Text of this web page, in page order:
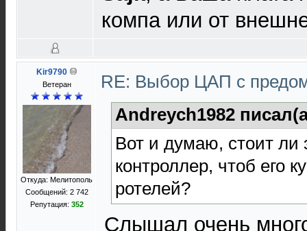
компа или от
Kir9790
Ветеран
Откуда: Мелитополь
Сообщений: 2 742
Репутация: 352
RE: Выбор ЦАП с
Andreych1982
Вот и думаю, стоит ли
контроллер, чтоб его
ротелей?
Слышал очень